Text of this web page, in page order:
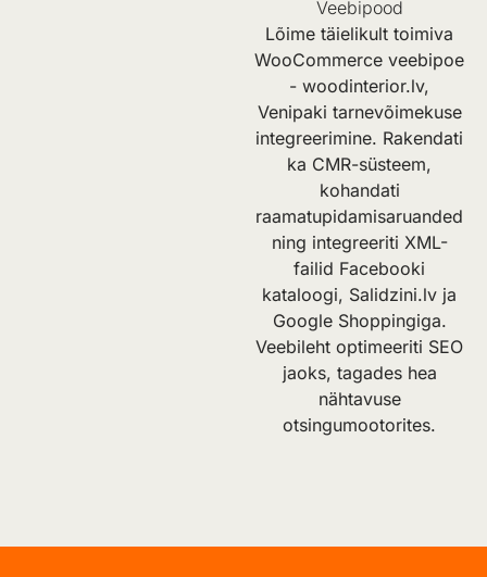
Veebipood
Lõime täielikult toimiva
WooCommerce veebipoe
-woodinterior.lv,
Venipaki tarnevõimekuse
integreerimine. Rakendati
ka CMR-süsteem,
kohandati
raamatupidamisaruanded
ning integreeriti XML-
failid Facebooki
kataloogi, Salidzini.lv ja
Google Shoppingiga.
Veebileht optimeeriti SEO
jaoks, tagades hea
nähtavuse
otsingumootorites.